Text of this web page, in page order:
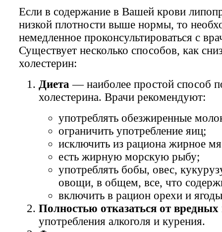
Если в содержание в Вашей крови
низкой плотности выше нормы, то
немедленное проконсультироваться с
Существует несколько способов, как
холестерин:
Диета — наиболее простой способ
холестерина. Врачи рекомендуют:
употреблять обезжиренные
ограничить употребление яиц;
исключить из рациона жирное
есть жирную морскую рыбу;
употреблять бобы, овес,
овощи, в общем, все, что
включить в рацион орехи и
Полностью отказаться от
употребления алкоголя и курения.